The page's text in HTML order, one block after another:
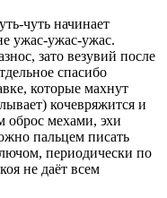
чуть начинает
ужас-ужас-ужас.
зато везувий после
спасибо
которые махнут
кочевряжится и
оброс мехами, эхи
пальцем писать
периодически по
не даёт всем